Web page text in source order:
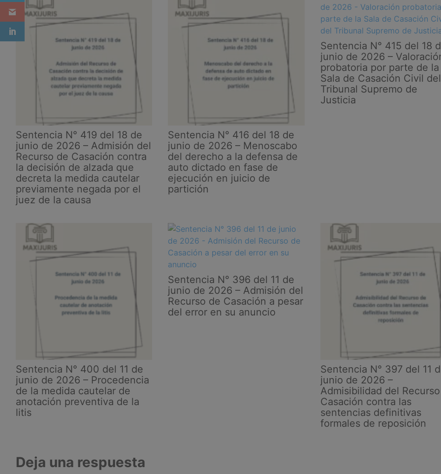
la
Sala
Casación
del
Tribunal
Supremo
Sentencia N° 419 del 18 de
junio de 2026 – Admisión del
Recurso de Casación contra
la decisión de alzada que
decreta la medida cautelar
previamente negada por el
juez de la causa
Sentencia N° 416 del 18 de
junio de 2026 – Menoscabo
del derecho a la defensa de
auto dictado en fase de
ejecución en juicio de
partición
Sentencia N° 415 del 18
junio de 2026 –
probatoria por parte de la
Sala de Casación Civil del
Tribunal Supremo de
Justicia
Sentencia N° 400 del 11 de
junio de 2026 – Procedencia
de la medida cautelar de
anotación preventiva de la
litis
Sentencia N° 396 del 11 de
junio de 2026 – Admisión del
Recurso de Casación a pesar
del error en su anuncio
Sentencia N° 397 del 11
junio de 2026 –
Admisibilidad del
Casación contra las
sentencias definitivas
formales de reposición
Deja una respuesta